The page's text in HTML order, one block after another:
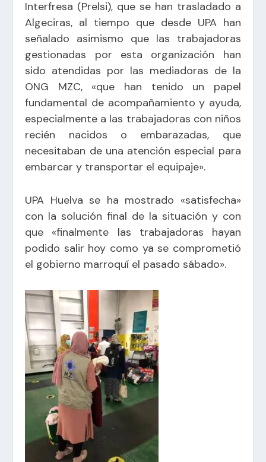
Interfresa (Prelsi), que se han trasladado a
Algeciras, al tiempo que desde UPA han
señalado asimismo que las trabajadoras
gestionadas por esta organización han
sido atendidas por las mediadoras de la
ONG MZC, «que han tenido un papel
fundamental de acompañamiento y ayuda,
especialmente a las trabajadoras con niños
recién nacidos o embarazadas, que
necesitaban de una atención especial para
embarcar y transportar el equipaje».
UPA Huelva se ha mostrado «satisfecha»
con la solución final de la situación y con
que «finalmente las trabajadoras hayan
podido salir hoy como ya se comprometió
el gobierno marroquí el pasado sábado».